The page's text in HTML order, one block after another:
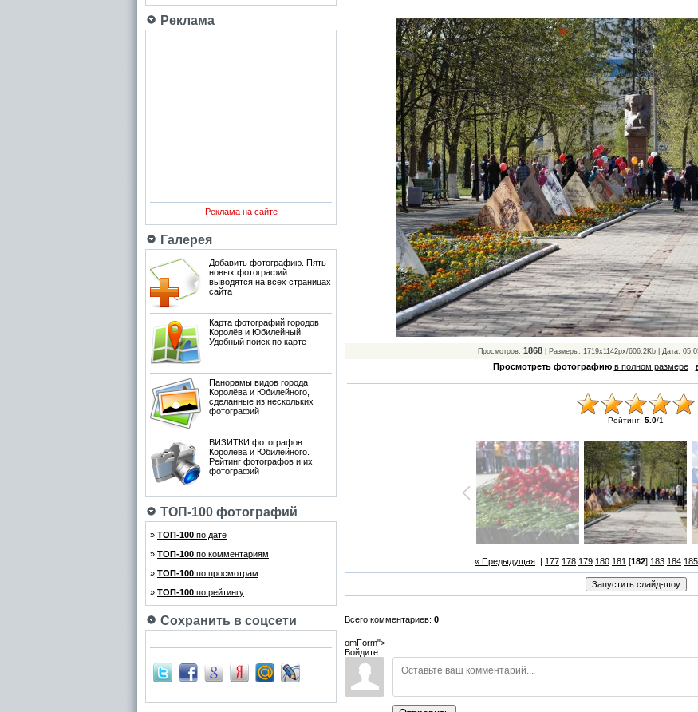
Реклама
Реклама на сайте
Галерея
Добавить фотографию. Пять
новых фотографий
выводятся на всех страницах
сайта
Карта фотографий городов
Королёв и Юбилейный.
Удобный поиск по карте
Панорамы видов города
Королёва и Юбилейного,
сделанные из нескольких
фотографий
ВИЗИТКИ фотографов
Королёва и Юбилейного.
Рейтинг фотографов и их
фотографий
ТОП-100 фотографий
» ТОП-100 по дате
» ТОП-100 по комментариям
» ТОП-100 по просмотрам
» ТОП-100 по рейтингу
Сохранить в соцсети
Просмотров: 1868| Размеры: 1719x1142px/606.2Kb | Дата:
Просмотреть фотографию в полном размере|
Рейтинг: 5.0/1
« Предыдущая | 177 178 179 180 181 [182] 183 184 185
Всего комментариев: 0
omForm">
Войдите: